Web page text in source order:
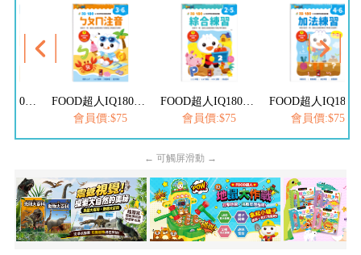
會員價:$75
會員價:$75
會員價:$75
← 可觸屏滑動 →